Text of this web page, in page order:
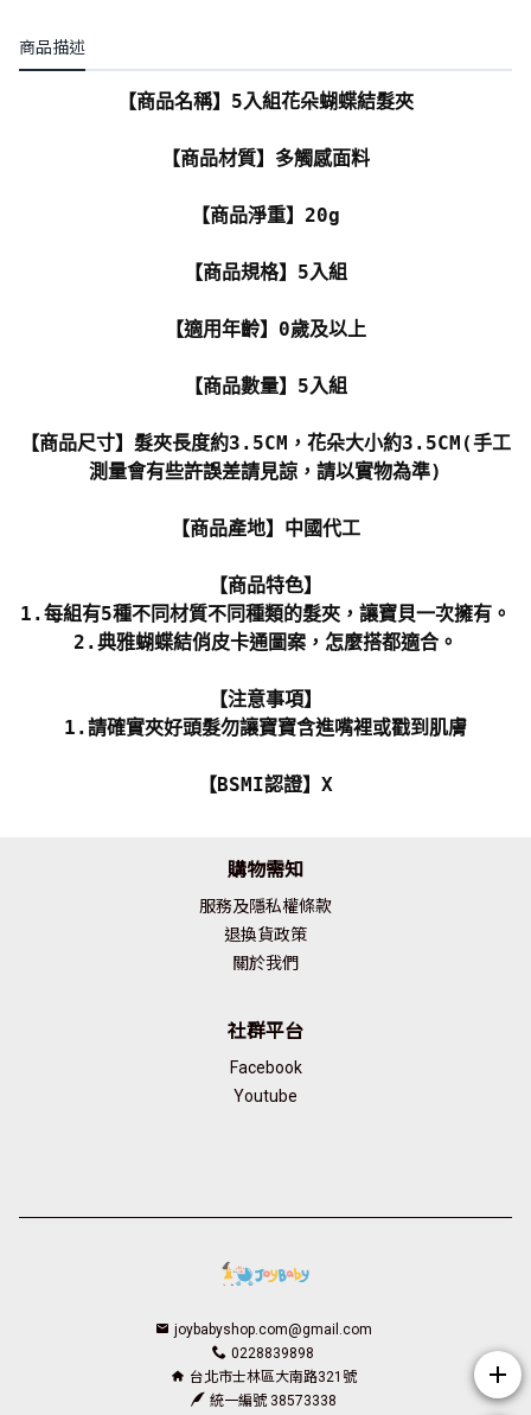
商品描述
【商品名稱】5入組花朵蝴蝶結髮夾
【商品材質】多觸感面料
【商品淨重】20g
【商品規格】5入組
【適用年齡】0歲及以上
【商品數量】5入組
【商品尺寸】髮夾長度約3.5CM，花朵大小約3.5CM(手工
測量會有些許誤差請見諒，請以實物為準)
【商品產地】中國代工
【商品特色】
1.每組有5種不同材質不同種類的髮夾，讓寶貝一次擁有。
2.典雅蝴蝶結俏皮卡通圖案，怎麼搭都適合。
【注意事項】
1.請確實夾好頭髮勿讓寶寶含進嘴裡或戳到肌膚
【BSMI認證】X
購物需知
服務及隱私權條款
退換貨政策
關於我們
社群平台
Facebook
Youtube
joybabyshop.com@gmail.com
0228839898
台北市士林區大南路321號
統一編號 38573338
add